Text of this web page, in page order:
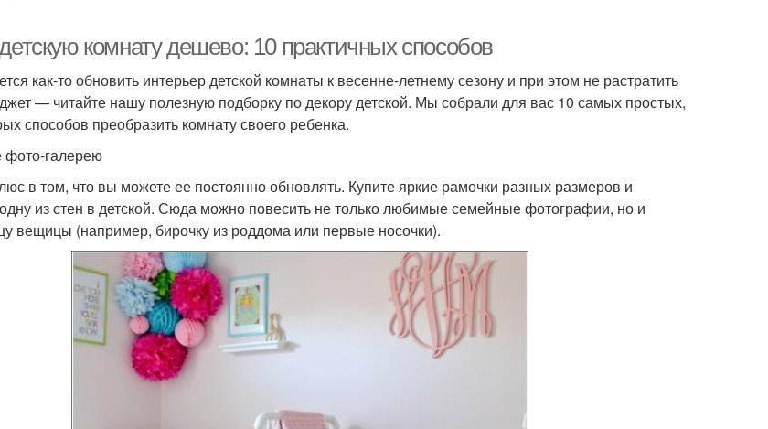
комнату дешево: 10 практичных способов
как-то обновить интерьер детской комнаты к весенне-летнему сезону и при этом не растратить
— читайте нашу полезную подборку по декору детской. Мы собрали для вас 10 самых простых,
способов преобразить комнату своего ребенка.
галерею
в том, что вы можете ее постоянно обновлять. Купите яркие рамочки разных размеров и
из стен в детской. Сюда можно повесить не только любимые семейные фотографии, но и
вещицы (например, бирочку из роддома или первые носочки).